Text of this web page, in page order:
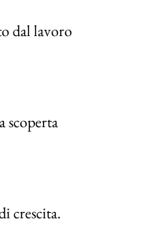
dal lavoro
scoperta
crescita.